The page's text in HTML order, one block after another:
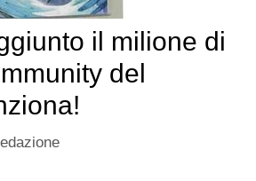
il milione di
del